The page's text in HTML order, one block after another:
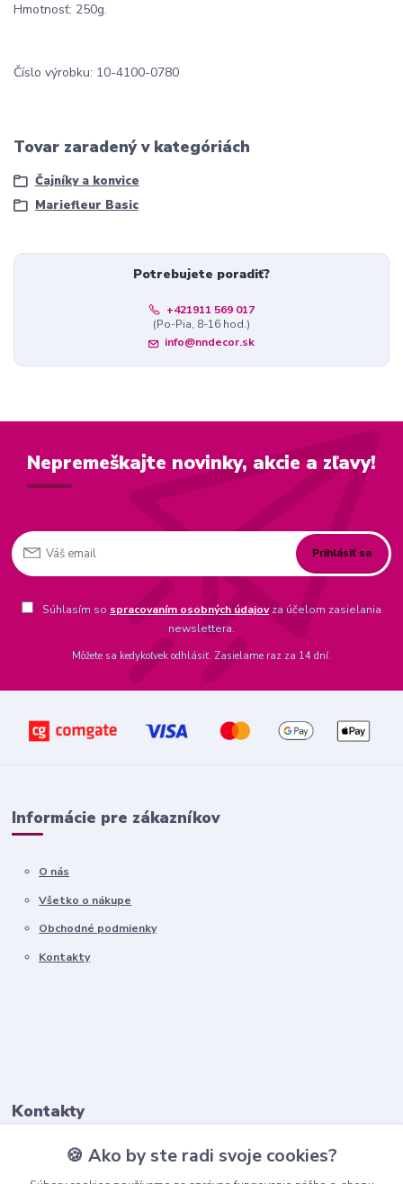
Hmotnosť: 250g.
Číslo výrobku: 10-4100-0780
Tovar zaradený v kategóriách
Čajníky a konvice
Mariefleur Basic
Potrebujete poradiť?
+421911 569 017
(Po-Pia, 8-16 hod.)
info@nndecor.sk
Nepremeškajte novinky, akcie a zľavy!
Prihlásiť sa
Súhlasím so spracovaním osobných údajovza účelom zasielania
newslettera.
Môžete sa kedykoľvek odhlásiť. Zasielame raz za 14 dní.
Informácie pre zákazníkov
O nás
Všetko o nákupe
Obchodné podmienky
Kontakty
Kontakty
+421911 569 017🍪 Ako by ste radi svoje cookies?